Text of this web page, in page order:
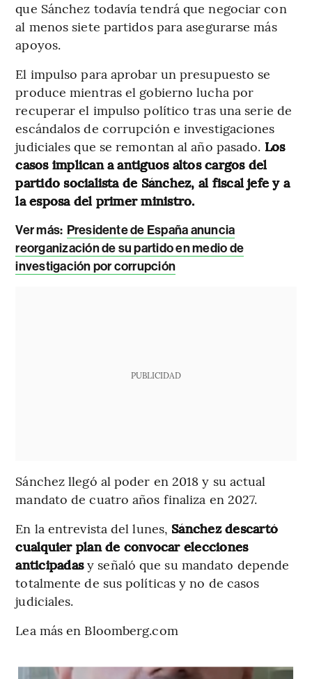
que Sánchez todavía tendrá que negociar con
al menos siete partidos para asegurarse más
apoyos.
El impulso para aprobar un presupuesto se
produce mientras el gobierno lucha por
recuperar el impulso político tras una serie de
escándalos de corrupción e investigaciones
judiciales que se remontan al año pasado. Los
casos implican a antiguos altos cargos del
partido socialista de Sánchez, al fiscal jefe y a
la esposa del primer ministro.
Ver más: Presidente de España anuncia
reorganización de su partido en medio de
investigación por corrupción
PUBLICIDAD
Sánchez llegó al poder en 2018 y su actual
mandato de cuatro años finaliza en 2027.
En la entrevista del lunes, Sánchez descartó
cualquier plan de convocar elecciones
anticipadasy señaló que su mandato depende
totalmente de sus políticas y no de casos
judiciales.
Lea más en Bloomberg.com